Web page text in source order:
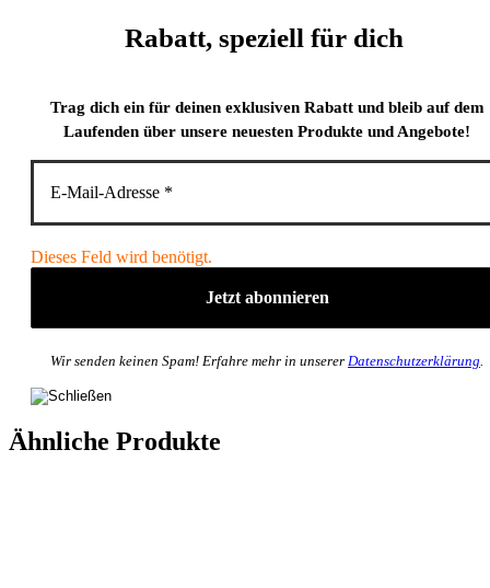
Rabatt, speziell für dich
Trag dich ein für deinen exklusiven Rabatt und bleib auf dem
Laufenden über unsere neuesten Produkte und Angebote!
Dieses Feld wird benötigt.
Wir senden keinen Spam! Erfahre mehr in unserer Datenschutzerklärung
Ähnliche Produkte